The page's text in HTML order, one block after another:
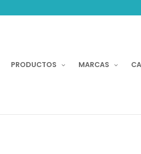
PRODUCTOS MARCAS
Recherche